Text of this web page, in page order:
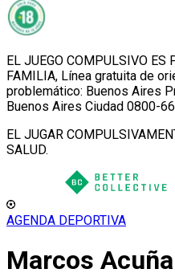
EL JUEGO COMPULSIVO ES
FAMILIA, Línea gratuita de
problemático: Buenos Aires
Buenos Aires Ciudad 0800-
EL JUGAR
SALUD.
AGENDA DEPORTIVA
Marcos Acuña